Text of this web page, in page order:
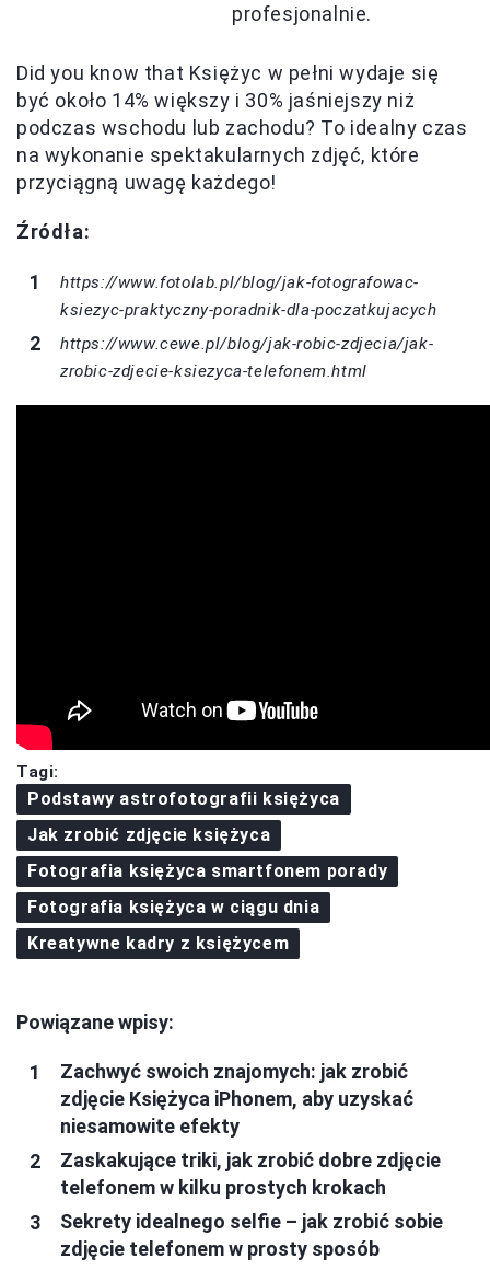
profesjonalnie.
Did you know that Księżyc w pełni wydaje się
być około 14% większy i 30% jaśniejszy niż
podczas wschodu lub zachodu? To idealny czas
na wykonanie spektakularnych zdjęć, które
przyciągną uwagę każdego!
Źródła:
https://www.fotolab.pl/blog/jak-fotografowac-
ksiezyc-praktyczny-poradnik-dla-poczatkujacych
https://www.cewe.pl/blog/jak-robic-zdjecia/jak-
zrobic-zdjecie-ksiezyca-telefonem.html
Tagi:
Podstawy astrofotografii księżyca
Jak zrobić zdjęcie księżyca
Fotografia księżyca smartfonem porady
Fotografia księżyca w ciągu dnia
Kreatywne kadry z księżycem
Powiązane wpisy:
Zachwyć swoich znajomych: jak zrobić
zdjęcie Księżyca iPhonem, aby uzyskać
niesamowite efekty
Zaskakujące triki, jak zrobić dobre zdjęcie
telefonem w kilku prostych krokach
Sekrety idealnego selfie – jak zrobić sobie
zdjęcie telefonem w prosty sposób